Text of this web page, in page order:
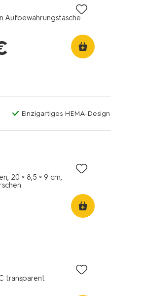
Aufbewahrungstasche
Einzigartiges HEMA-Design
20 × 8,5 × 9 cm,
transparent